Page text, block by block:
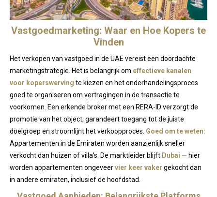
Vastgoedmarketing: Waar en Hoe Kopers te
Vinden
Het verkopen van vastgoed in de UAE vereist een doordachte
marketingstrategie. Het is belangrijk om effectieve kanalen
voor koperswerving te kiezen en het onderhandelingsproces
goed te organiseren om vertragingen in de transactie te
voorkomen. Een erkende broker met een RERA-ID verzorgt de
promotie van het object, garandeert toegang tot de juiste
doelgroep en stroomlijnt het verkoopproces. Goed om te weten:
Appartementen in de Emiraten worden aanzienlijk sneller
verkocht dan huizen of villa’s. De marktleider blijft Dubai — hier
worden appartementen ongeveervier keer vaker gekocht dan
in andere emiraten, inclusief de hoofdstad.